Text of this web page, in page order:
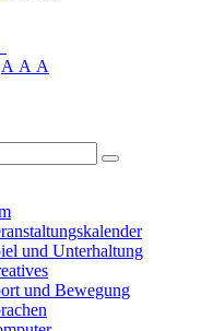
A A A
und Unterhaltung
und Bewegung